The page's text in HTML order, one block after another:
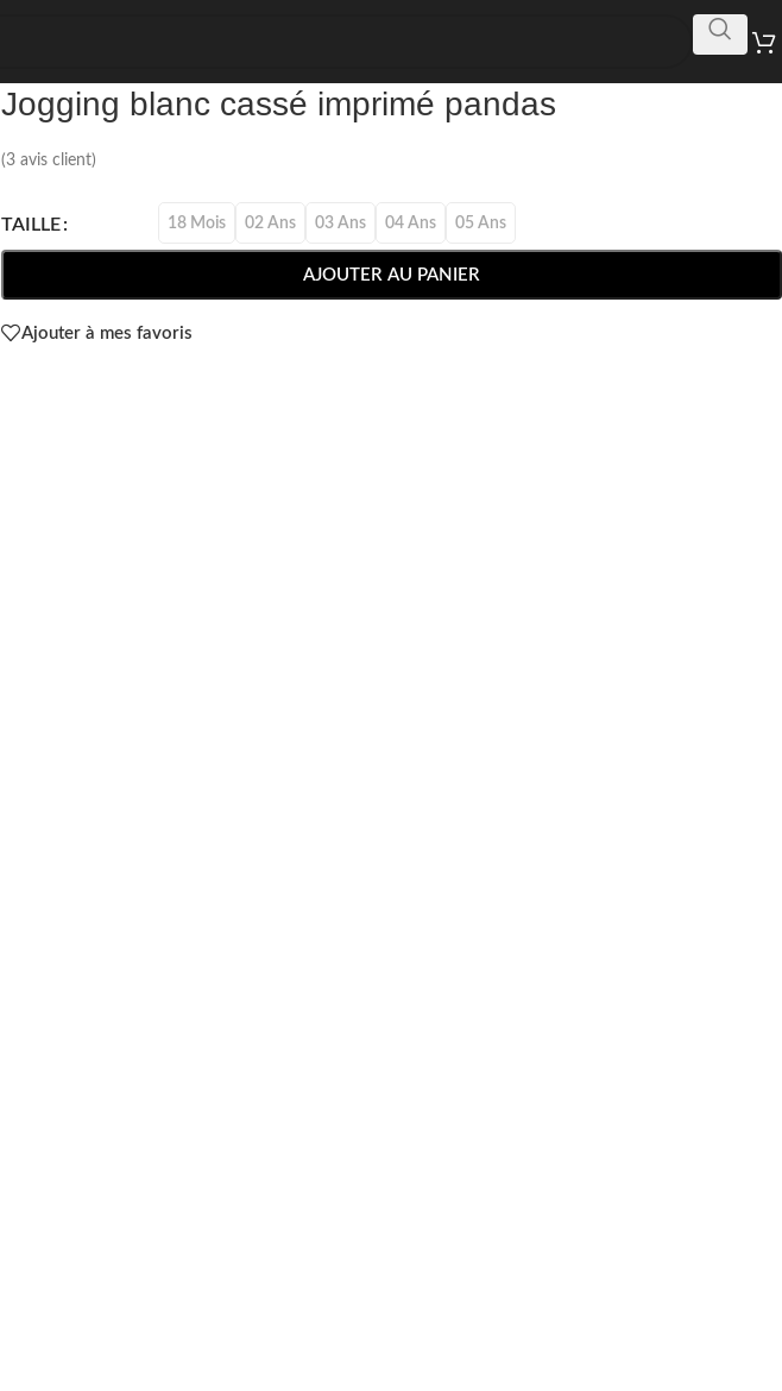
Jogging blanc cassé imprimé pandas
(3 avis client)
TAILLE 18 Mois 02 Ans 03 Ans 04 Ans 05 Ans
AJOUTER AU PANIER
Ajouter à mes favoris